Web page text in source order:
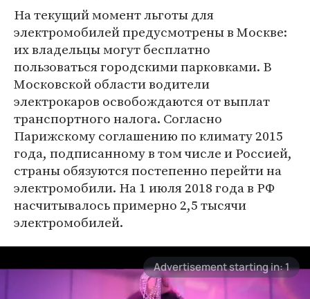
На текущий момент льготы для
электромобилей предусмотрены в Москве:
их владельцы могут бесплатно
пользоваться городскими парковками. В
Московской области водители
электрокаров освобождаются от выплат
транспортного налога. Согласно
Парижскому соглашению по климату 2015
года, подписанному в том числе и Россией,
страны обязуются постепенно перейти на
электромобили. На 1 июля 2018 года в РФ
насчитывалось примерно 2,5 тысячи
электромобилей.